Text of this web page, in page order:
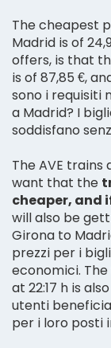
The cheapest
Madrid is of
offers, is that
is of 87,85 €,
sono i requisiti
a Madrid? I
soddisfano
The AVE
want that the
cheaper, and
will also be
Girona to
prezzi per i
economici.
at 22:17 h is
utenti
per i loro posti